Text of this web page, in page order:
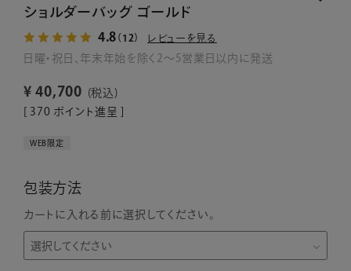
ショルダーバッグ ゴールド
4.8 （12） レビューを見る
日曜・祝日、年末年始を除く2～5営業日以内に発送
¥ 40,700
税込
370 ポイント進呈 ]
WEB限定
包装方法
カートに入れる前に選択してください。